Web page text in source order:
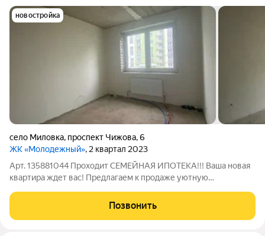
новостройка
село Миловка, проспект Чижова,6
ЖК «Молодежный», 2 квартал 2023
Арт. 135881044 Проходит СЕМЕЙНАЯ ИПОТЕКА!!! Ваша новая
квартира ждет вас! Предлагаем к продаже уютную
втором этаже шестиэтажного кирпичного дома. Общая
площадь квартиры составляет 50 квадратных
Позвонить